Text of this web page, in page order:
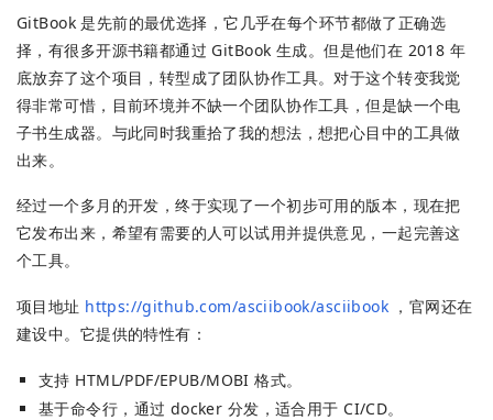
GitBook 是先前的最优选择，它几乎在每个环节都做了正确选
择，有很多开源书籍都通过 GitBook 生成。但是他们在 2018 年
底放弃了这个项目，转型成了团队协作工具。对于这个转变我觉
得非常可惜，目前环境并不缺一个团队协作工具，但是缺一个电
子书生成器。与此同时我重拾了我的想法，想把心目中的工具做
出来。
经过一个多月的开发，终于实现了一个初步可用的版本，现在把
它发布出来，希望有需要的人可以试用并提供意见，一起完善这
个工具。
项目地址 https://github.com/asciibook/asciibook ，官网还在
建设中。它提供的特性有：
支持 HTML/PDF/EPUB/MOBI 格式。
基于命令行，通过 docker 分发，适合用于 CI/CD。